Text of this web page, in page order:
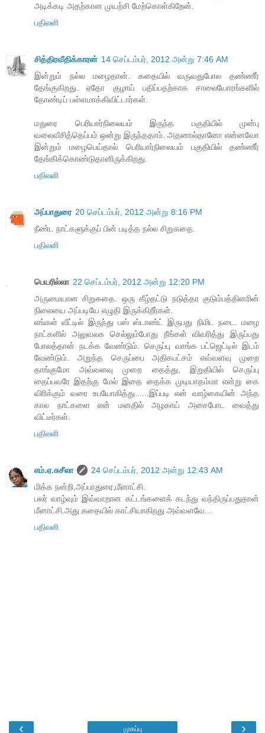
அடிக்கடி அதற்கான முயற்சி மேற்கொள்கிறேன்.
பதிலளி
சித்திரவீதிக்காரன் 14 செப்டம்பர், 2012 அன்று 7:46 AM
இன்றும் நல்ல மழைதான். கதையில் வருவதுபோல தண்ணீர்
தேங்குகிறது. ஏதோ குழாய் பதிப்பதற்காக சாலையோரங்களில்
தோண்டிப் பள்ளமாக்கிவிட்டார்கள்.
மதுரை பெரியார்நிலையம் இருந்த பகுதியில் முன்பு
வலைவீசித்தெப்பம் ஒன்று இருந்ததாம். அதனால்தானோ என்னவோ
இன்றும் மழைபெய்தால் பெரியார்நிலையம் பகுதியில் தண்ணீர்
தேங்கிக்கொண்டுதானிருக்கிறது.
பதிலளி
அப்பாதுரை 20 செப்டம்பர், 2012 அன்று 8:16 PM
நீண்ட நாட்களுக்குப் பின் படித்த நல்ல சிறுகதை.
பதிலளி
பெயரில்லா 22 செப்டம்பர், 2012 அன்று 12:20 PM
அருமையான சிறுகதை. ஒரு கீழ்தட்டு நடுத்தர குடும்பத்தினரின்
நிலையை அப்படியே எழுதி இருக்கிறீர்கள்.
எங்கள் வீட்டில் இருந்து பஸ் ஸ்டாண்ட் இருபது நிமிட நடை. மழை
நாட்களில் அலுவலக செல்லும்போது நீங்கள் விவரித்து இருப்பது
போலத்தான் நடக்க வேண்டும். செருப்பு வாங்க பட்ஜெட்டில் இடம்
வேண்டும். அறுந்த செருப்பை அதிகபட்சம் எவ்வளவு முறை
தாங்குமோ அவ்வளவு முறை தைத்து, இறுதியில் செருப்பு
தைப்பவரே இதற்கு மேல் இதை தைக்க முடியாதம்மா என்று கை
விரிக்கும் வரை உபயோகித்து......இப்படி என் வாழ்கையின் அந்த
கால நாட்களை என் மனதில் அழகாய் அசைபோட வைத்து
விட்டீர்கள்.
பதிலளி
எம்.ஏ.சுசீலா
24 செப்டம்பர், 2012 அன்று 12:43 AM
மிக்க நன்றி,அப்பாதுரை,மீனாட்சி.
பலர் வாழ்வும் இவ்வாறான கட்டங்களைக் கடந்து வந்திருப்பதுதான்
மீனாட்சி.அது கதையில் காட்சியாகிறது அவ்வளவே...
பதிலளி
‹ ›
முகப்பு